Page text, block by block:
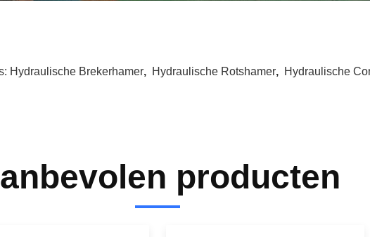
Hydraulische Brekerhamer, Hydraulische Rotshamer, Hydraulische
producten